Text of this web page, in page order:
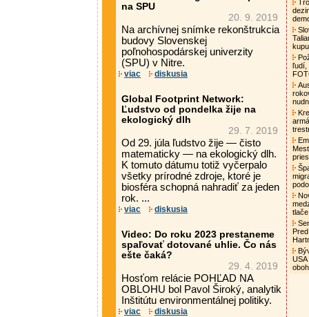
na SPU
20. 9. 2019
Na archívnej snímke rekonštrukcia
budovy Slovenskej
poľnohospodárskej univerzity
(SPU) v Nitre.
viac diskusia
Global Footprint Network:
Ľudstvo od pondelka žije na
ekologický dlh
29. 7. 2019
Od 29. júla ľudstvo žije — čisto
matematicky — na ekologický dlh.
K tomuto dátumu totiž vyčerpalo
všetky prírodné zdroje, ktoré je
biosféra schopná nahradiť za jeden
rok. ...
viac diskusia
Video: Do roku 2023 prestaneme
spaľovať dotované uhlie. Čo nás
ešte čaká?
29. 4. 2019
Hosťom relácie POHĽAD NA
OBLOHU bol Pavol Široký, analytik
Inštitútu environmentálnej politiky.
viac diskusia
ľudí,